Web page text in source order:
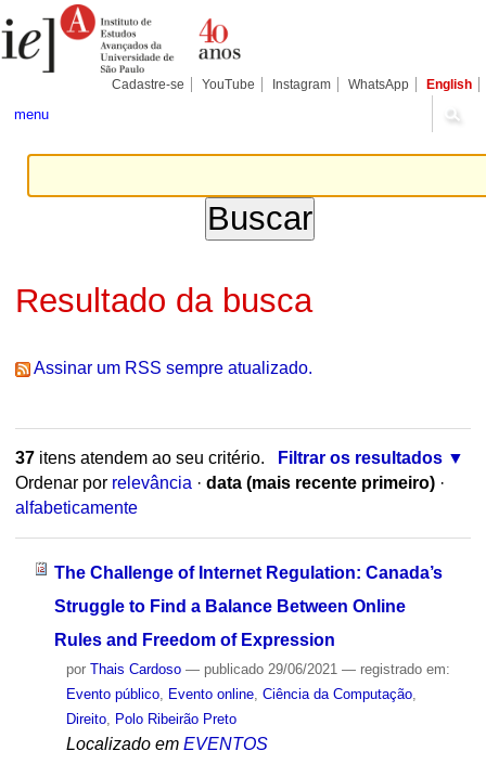
para
conteúdo.
Pessoais
Cadastre-se YouTube Instagram WhatsApp English
menu
Resultado da busca
Assinar um RSS sempre atualizado.
37itens atendem ao seu critério.
Filtrar os resultados
Ordenar por relevância · data (mais recente primeiro) ·
alfabeticamente
The Challenge of Internet Regulation: Canada’s
Struggle to Find a Balance Between Online
Rules and Freedom of Expression
por Thais Cardoso — publicado29/06/2021 — registrado em:
Evento público, Evento online, Ciência da Computação,
Direito, Polo Ribeirão Preto
Localizado em EVENTOS